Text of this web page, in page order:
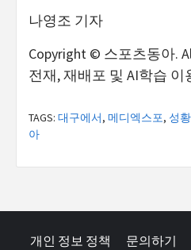
나영조 기자
Copyright © 스포츠동아.
전재, 재배포 및 AI학습 이
TAGS: 대구에서, 메디엑스포, 성
아
개인 정보 정책 문의하기